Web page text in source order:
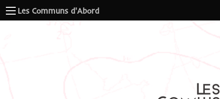
Les Communs d'Abord